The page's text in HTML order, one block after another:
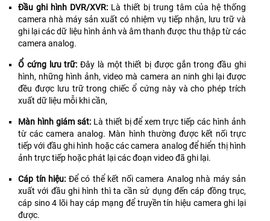
Đầu ghi hình DVR/XVR: Là thiết bị trung tâm của hệ thống
camera nhà máy sản xuất có nhiệm vụ tiếp nhận, lưu trữ và
ghi lại các dữ liệu hình ảnh và âm thanh được thu thập từ các
camera analog.
Ổ cứng lưu trữ:Đây là một thiết bị được gắn trong đầu ghi
hình, những hình ảnh, video mà camera an ninh ghi lại được
đều được lưu trữ trong chiếc ổ cứng này và cho phép trích
xuất dữ liệu mỗi khi cần,
Màn hình giám sát:Là thiết bị để xem trực tiếp các hình ảnh
từ các camera analog. Màn hình thường được kết nối trực
tiếp với đầu ghi hình hoặc các camera analog để hiển thị hình
ảnh trực tiếp hoặc phát lại các đoạn video đã ghi lại.
Cáp tín hiệu: Để có thể kết nối camera Analog nhà máy sản
xuất với đầu ghi hình thì ta cần sử dụng đến cáp đồng trục,
cáp sino 4 lõi hay cáp mạng để truyền tín hiệu camera ghi lại
được.